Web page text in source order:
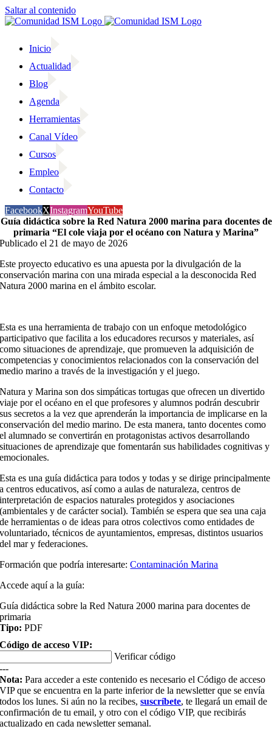
Saltar al contenido
Inicio
Actualidad
Blog
Agenda
Herramientas
Canal Vídeo
Cursos
Empleo
Contacto
FacebookXInstagramYouTube
Guía didáctica sobre la Red Natura 2000 marina para docentes de
primaria “El cole viaja por el océano con Natura y Marina”
Publicado el 21 de mayo de 2026
Este proyecto educativo es una apuesta por la divulgación de la
conservación marina con una mirada especial a la desconocida Red
Natura 2000 marina en el ámbito escolar.
Esta es una herramienta de trabajo con un enfoque metodológico
participativo que facilita a los educadores recursos y materiales, así
como situaciones de aprendizaje, que promueven la adquisición de
competencias y conocimientos relacionados con la conservación del
medio marino a través de la investigación y el juego.
Natura y Marina son dos simpáticas tortugas que ofrecen un divertido
viaje por el océano en el que profesores y alumnos podrán descubrir
sus secretos a la vez que aprenderán la importancia de implicarse en la
conservación del medio marino. De esta manera, tanto docentes como
el alumnado se convertirán en protagonistas activos desarrollando
situaciones de aprendizaje que fomentarán sus habilidades cognitivas y
emocionales.
Esta es una guía didáctica para todos y todas y se dirige principalmente
a centros educativos, así como a aulas de naturaleza, centros de
interpretación de espacios naturales protegidos y asociaciones
(ambientales y de carácter social). También se espera que sea una caja
de herramientas o de ideas para otros colectivos como entidades de
voluntariado, técnicos de ayuntamientos, empresas, distintos usuarios
del mar y federaciones.
Formación que podría interesarte:Contaminación Marina
Accede aquí a la guía:
Guía didáctica sobre la Red Natura 2000 marina para docentes de
primaria
Tipo: PDF
Código de acceso VIP:
Verificar código
---
Nota: Para acceder a este contenido es necesario el Código de acceso
VIP que se encuentra en la parte inferior de la newsletter que se envía
todos los lunes. Si aún no la recibes,suscríbete, te llegará un email de
confirmación de tu email, y otro con el código VIP, que recibirás
actualizado en cada newsletter semanal.